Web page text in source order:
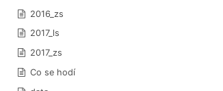
2016_zs
2017_ls
2017_zs
Co se hodí